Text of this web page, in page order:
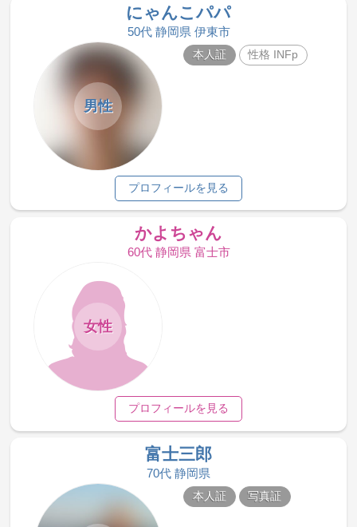
にゃんこパパ
50代 静岡県 伊東市
男性
本人証 性格 INFp
プロフィールを見る
かよちゃん
60代 静岡県 富士市
女性
プロフィールを見る
富士三郎
70代 静岡県
本人証 写真証